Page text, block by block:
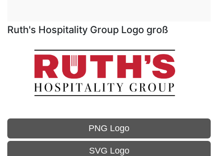
Ruth's Hospitality Group Logo groß
PNG Logo
SVG Logo